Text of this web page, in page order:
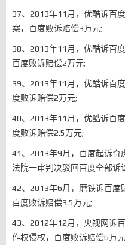
37、2013年11月，优酷诉百
案，百度败诉赔偿3万元;
38、2013年11月，优酷诉百
百度败诉赔偿2万元;
39、2013年11月，优酷诉百
度败诉赔偿2万元;
40、2013年11月，优酷诉百
度败诉赔偿2.5万元;
41、2013年9月，百度起诉奇
法院一审判决驳回百度全部诉
42、2013年6月，磨铁诉百度
百度败诉赔偿3.5万元;
43、2012年12月，央视网诉
作权侵权，百度败诉赔偿6万